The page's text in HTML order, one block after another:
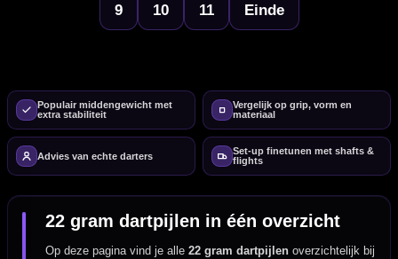
9 10 11 Einde
Populair middengewicht met
extra stabiliteit
Vergelijk op grip, vorm en
materiaal
Advies van echte darters
Set-up finetunen met shafts &
flights
22 gram dartpijlen in één overzicht
Op deze pagina vind je alle22 gram dartpijlen overzichtelijk bij